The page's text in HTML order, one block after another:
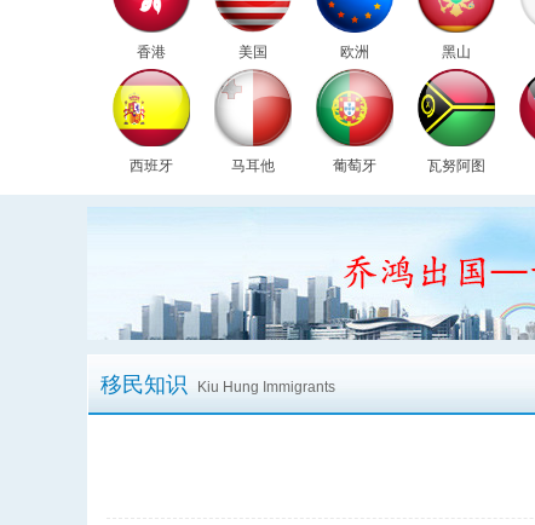
香港 美国 欧洲 黑山
西班牙 马耳他 葡萄牙 瓦努阿图
移民知识 Kiu Hung Immigrants